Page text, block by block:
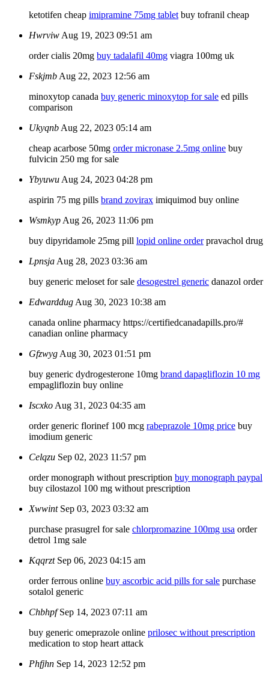
ketotifen cheap imipramine 75mg tablet buy tofranil cheap
Hwrviw Aug 19, 2023 09:51 am
order cialis 20mg buy tadalafil 40mg viagra 100mg uk
Fskjmb Aug 22, 2023 12:56 am
minoxytop canada buy generic minoxytop for sale ed pills
comparison
Ukyqnb Aug 22, 2023 05:14 am
cheap acarbose 50mg order micronase 2.5mg online buy
fulvicin 250 mg for sale
Ybyuwu Aug 24, 2023 04:28 pm
aspirin 75 mg pills brand zovirax imiquimod buy online
Wsmkyp Aug 26, 2023 11:06 pm
buy dipyridamole 25mg pill lopid online orderpravachol drug
Lpnsja Aug 28, 2023 03:36 am
buy generic meloset for sale desogestrel generic danazol order
Edwarddug Aug 30, 2023 10:38 am
canada online pharmacy https://certifiedcanadapills.pro/#
canadian online pharmacy
Gfzwyg Aug 30, 2023 01:51 pm
buy generic dydrogesterone 10mg brand dapagliflozin 10 mg
empagliflozin buy online
Iscxko Aug 31, 2023 04:35 am
order generic florinef 100 mcg rabeprazole 10mg price buy
imodium generic
Celqzu Sep 02, 2023 11:57 pm
order monograph without prescription buy monograph paypal
buy cilostazol 100 mg without prescription
Xwwint Sep 03, 2023 03:32 am
purchase prasugrel for sale chlorpromazine 100mg usa order
detrol 1mg sale
Kqqrzt Sep 06, 2023 04:15 am
order ferrous online buy ascorbic acid pills for sale purchase
sotalol generic
Chbhpf Sep 14, 2023 07:11 am
buy generic omeprazole online prilosec without prescription
medication to stop heart attack
Phfjhn Sep 14, 2023 12:52 pm